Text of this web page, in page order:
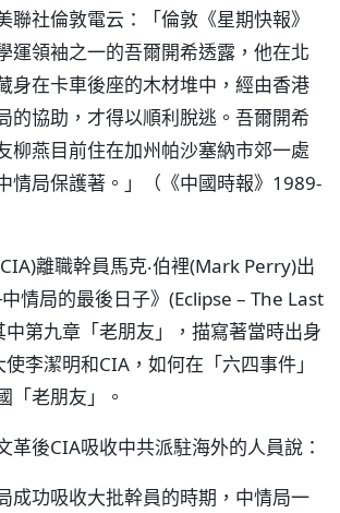
聯社倫敦電云：「倫敦《星期快報》
運領袖之一的吾爾開希透露，他在北
身在卡車後座的木材堆中，經由香港
的協助，才得以順利脫逃。吾爾開希
柳燕目前住在加州帕沙塞納市郊一處
情局保護著。」（《中國時報》1989-
離職幹員馬克‧伯裡(Mark Perry)出
情局的最後日子》(Eclipse – The Last
第九章「老朋友」，描寫著當時出身
李潔明和CIA，如何在「六四事件」
「老朋友」。
革後CIA吸收中共派駐海外的人員說：
成功吸收大批幹員的時期，中情局一